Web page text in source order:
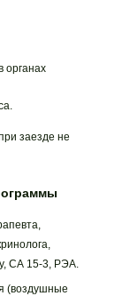
органах
заезде не
СА 15-3, РЭА.
(воздушные